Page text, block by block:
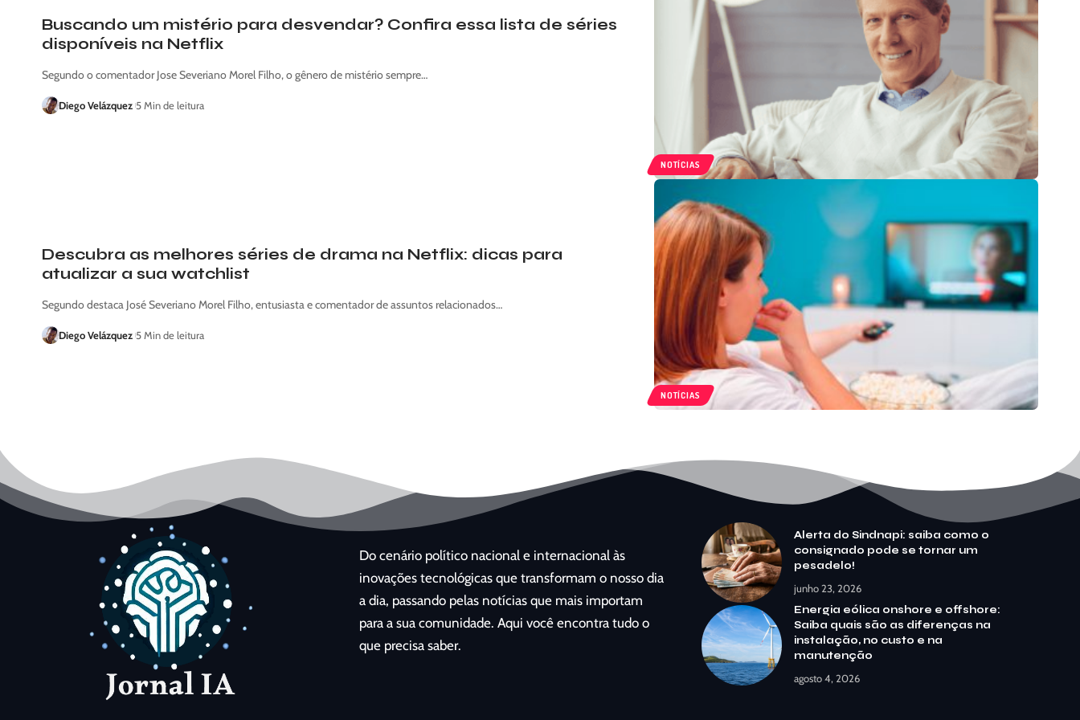
NOTÍCIAS
Buscando um mistério para desvendar? Confira essa lista de séries
disponíveis na Netflix
Segundo o comentador Jose Severiano Morel Filho, o gênero de mistério sempre…
Diego Velázquez 5 Min de leitura
NOTÍCIAS
Descubra as melhores séries de drama na Netflix: dicas para
atualizar a sua watchlist
Segundo destaca José Severiano Morel Filho, entusiasta e comentador de assuntos relacionados…
Diego Velázquez 5 Min de leitura
Do cenário político nacional e internacional às
inovações tecnológicas que transformam o nosso dia
a dia, passando pelas notícias que mais importam
para a sua comunidade. Aqui você encontra tudo o
que precisa saber.
Alerta do Sindnapi: saiba como o
consignado pode se tornar um
pesadelo!
junho 23, 2026
Energia eólica onshore e offshore:
Saiba quais são as diferenças na
instalação, no custo e na
manutenção
agosto 4, 2026